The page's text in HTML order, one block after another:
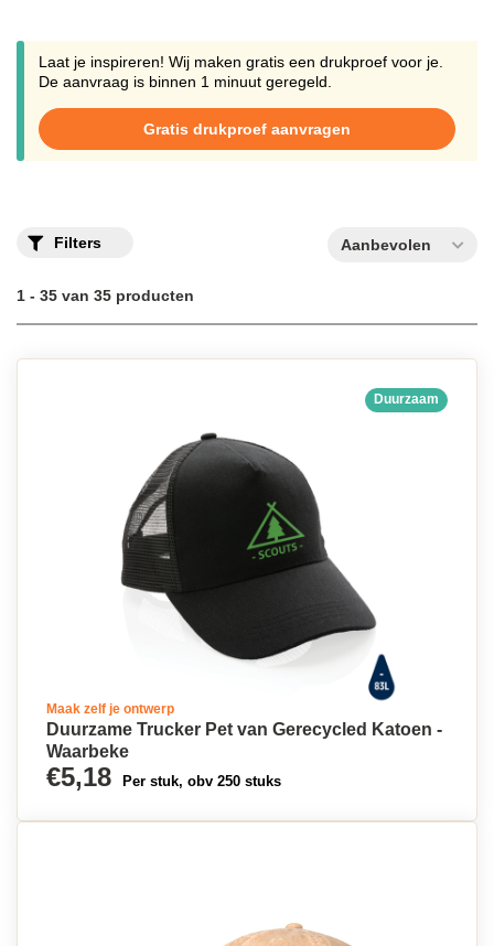
als je vragen hebt over het bestelproces. Wij helpen je graag bij
het kiezen van de juiste optie en zorgen voor een snelle levering.
Bij ons betaal je geen verzendkosten, waardoor je profiteert van
pet bedrukken en maak indruk met een gepersonaliseerd en
professioneel uitstraling.
Laat je inspireren! Wij maken gratis een drukproef voor je.
De aanvraag is binnen 1 minuut geregeld.
Gratis drukproef aanvragen
Filters Aanbevolen
1 - 35 van 35 producten
Duurzaam
Maak zelf je ontwerp
Duurzame Trucker Pet van Gerecycled Katoen -
Waarbeke
€5,18 Per stuk, obv 250 stuks